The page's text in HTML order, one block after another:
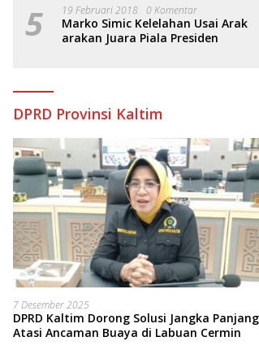
5 19 Februari 2018 0 Komentar
Marko Simic Kelelahan Usai Arak
arakan Juara Piala Presiden
DPRD Provinsi Kaltim
7 Desember 2025
DPRD Kaltim Dorong Solusi Jangka Panjang
Atasi Ancaman Buaya di Labuan Cermin